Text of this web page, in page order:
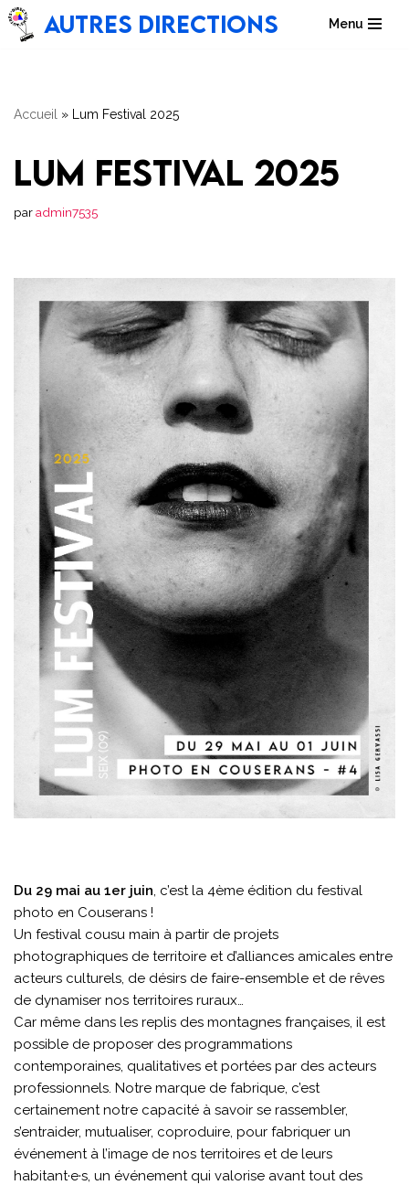
Autres directions Menu
Accueil » Lum Festival 2025
Lum Festival 2025
paradmin7535
Du 29 mai au 1er juin, c’est la 4ème édition du festival
photo en Couserans !
Un festival cousu main à partir de projets
photographiques de territoire et d’alliances amicales entre
acteurs culturels, de désirs de faire-ensemble et de rêves
de dynamiser nos territoires ruraux…
Car même dans les replis des montagnes françaises, il est
possible de proposer des programmations
contemporaines, qualitatives et portées par des acteurs
professionnels. Notre marque de fabrique, c’est
certainement notre capacité à savoir se rassembler,
s’entraider, mutualiser, coproduire, pour fabriquer un
événement à l’image de nos territoires et de leurs
habitant·e·s, un événement qui valorise avant tout des